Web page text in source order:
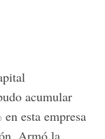
acumular
esta empresa
Armó la